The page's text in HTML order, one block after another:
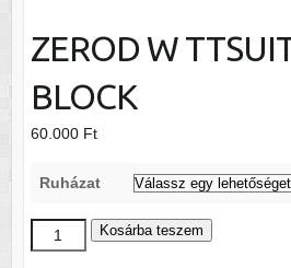
ZEROD W
BLOCK
60.000 Ft
Ruházat
ZEROD
W
Kosárba teszem